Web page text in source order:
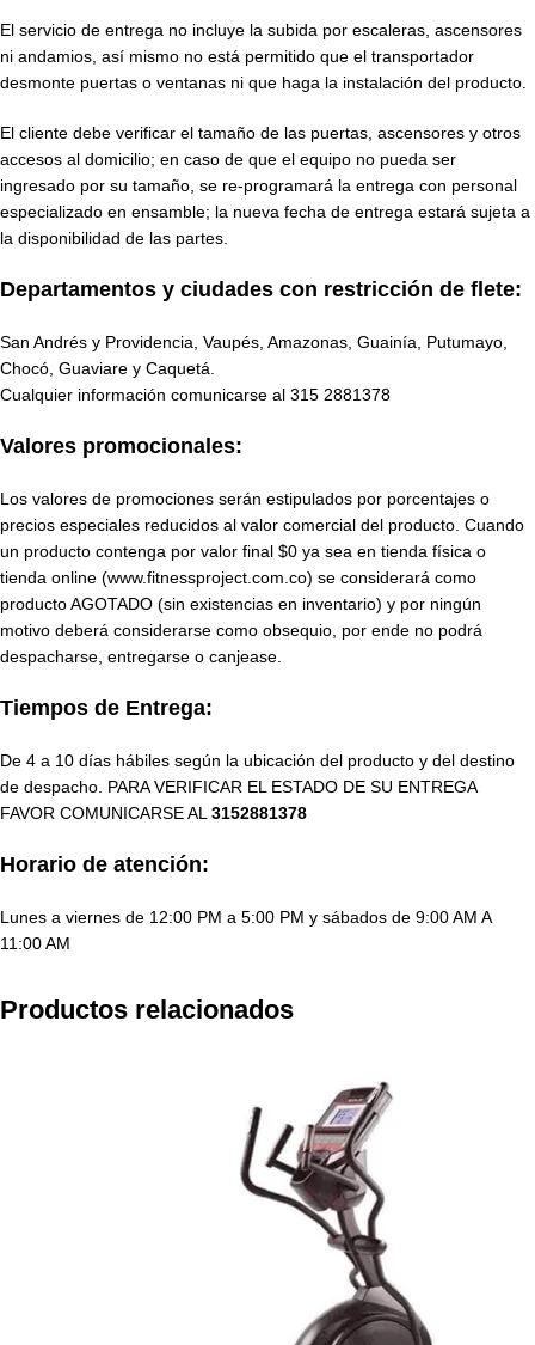
El servicio de entrega no incluye la subida por escaleras, ascensores
ni andamios, así mismo no está permitido que el transportador
desmonte puertas o ventanas ni que haga la instalación del producto.
El cliente debe verificar el tamaño de las puertas, ascensores y otros
accesos al domicilio; en caso de que el equipo no pueda ser
ingresado por su tamaño, se re-programará la entrega con personal
especializado en ensamble; la nueva fecha de entrega estará sujeta a
la disponibilidad de las partes.
Departamentos y ciudades con restricción de flete:
San Andrés y Providencia, Vaupés, Amazonas, Guainía, Putumayo,
Chocó, Guaviare y Caquetá.
Cualquier información comunicarse al 315 2881378
Valores promocionales:
Los valores de promociones serán estipulados por porcentajes o
precios especiales reducidos al valor comercial del producto. Cuando
un producto contenga por valor final $0 ya sea en tienda física o
tienda online (www.fitnessproject.com.co) se considerará como
producto AGOTADO (sin existencias en inventario) y por ningún
motivo deberá considerarse como obsequio, por ende no podrá
despacharse, entregarse o canjease.
Tiempos de Entrega:
De 4 a 10 días hábiles según la ubicación del producto y del destino
de despacho. PARA VERIFICAR EL ESTADO DE SU ENTREGA
FAVOR COMUNICARSE AL 3152881378
Horario de atención:
Lunes a viernes de 12:00 PM a 5:00 PM y sábados de 9:00 AM A
11:00 AM
Productos relacionados